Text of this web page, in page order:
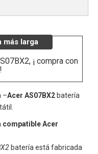
más larga
¡ compra con
–Acer AS07BX2 batería
Acer
batería está fabricada